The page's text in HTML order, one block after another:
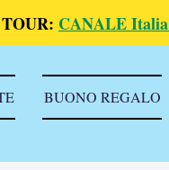
CANALE
BUONO REGALO